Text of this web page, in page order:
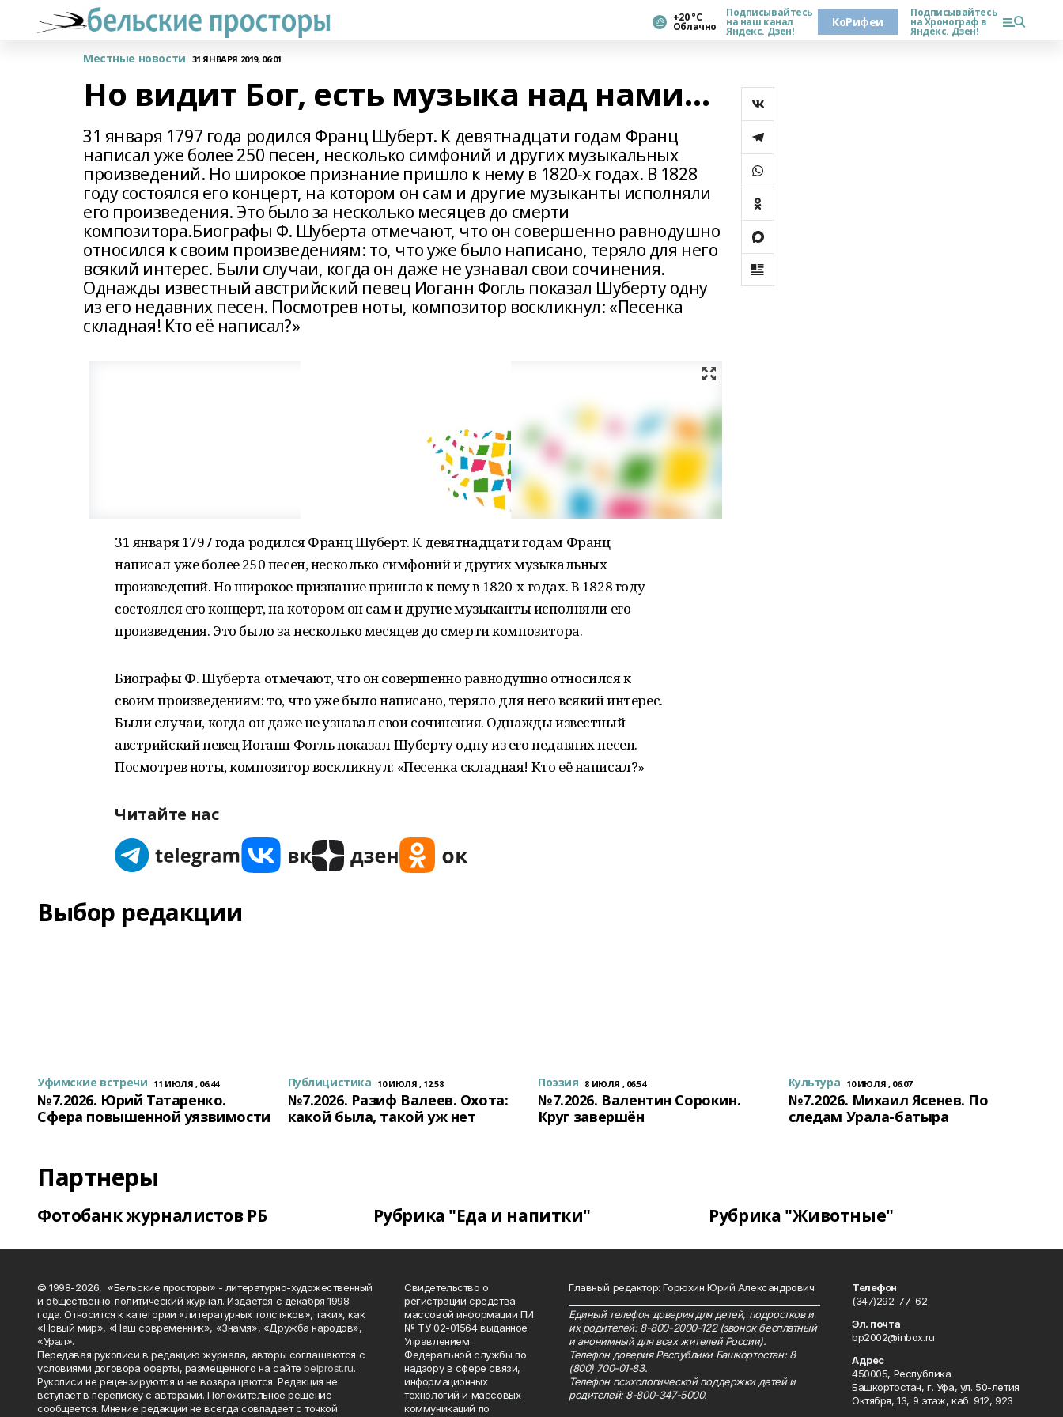
+20 °С
Облачно
Подписывайтесь
на наш канал
Яндекс. Дзен!
КоРифеи
Подписывайтесь
на Хронограф в
Яндекс. Дзен!
Местные новости 31 ЯНВАРЯ 2019, 06:01
Но видит Бог, есть музыка над нами…
31 января 1797 года родился Франц Шуберт. К девятнадцати годам Франц
написал уже более 250 песен, несколько симфоний и других музыкальных
произведений. Но широкое признание пришло к нему в 1820-х годах. В 1828
году состоялся его концерт, на котором он сам и другие музыканты исполняли
его произведения. Это было за несколько месяцев до смерти
композитора.Биографы Ф. Шуберта отмечают, что он совершенно равнодушно
относился к своим произведениям: то, что уже было написано, теряло для него
всякий интерес. Были случаи, когда он даже не узнавал свои сочинения.
Однажды известный австрийский певец Иоганн Фогль показал Шуберту одну
из его недавних песен. Посмотрев ноты, композитор воскликнул: «Песенка
складная! Кто её написал?»
31 января 1797 года родился Франц Шуберт. К девятнадцати годам Франц
написал уже более 250 песен, несколько симфоний и других музыкальных
произведений. Но широкое признание пришло к нему в 1820-х годах. В 1828 году
состоялся его концерт, на котором он сам и другие музыканты исполняли его
произведения. Это было за несколько месяцев до смерти композитора.
Биографы Ф. Шуберта отмечают, что он совершенно равнодушно относился к
своим произведениям: то, что уже было написано, теряло для него всякий интерес.
Были случаи, когда он даже не узнавал свои сочинения. Однажды известный
австрийский певец Иоганн Фогль показал Шуберту одну из его недавних песен.
Посмотрев ноты, композитор воскликнул: «Песенка складная! Кто её написал?»
Читайте нас
Выбор редакции
Уфимские встречи 11 ИЮЛЯ , 06:44
№7.2026. Юрий Татаренко.
Сфера повышенной уязвимости
Публицистика 10 ИЮЛЯ , 12:58
№7.2026. Разиф Валеев. Охота:
какой была, такой уж нет
Поэзия 8 ИЮЛЯ , 06:54
№7.2026. Валентин Сорокин.
Круг завершён
Культура 10 ИЮЛЯ , 06:07
№7.2026. Михаил Ясенев. По
следам Урала-батыра
Партнеры
Фотобанк журналистов РБ Рубрика "Еда и напитки" Рубрика "Животные"
© 1998-2026, «Бельские просторы» - литературно-художественный
и общественно-политический журнал. Издается с декабря 1998
года. Относится к категории «литературных толстяков», таких, как
«Новый мир», «Наш современник», «Знамя», «Дружба народов»,
«Урал».
Передавая рукописи в редакцию журнала, авторы соглашаются с
условиями договора оферты, размещенного на сайтеbelprost.ru.
Рукописи не рецензируются и не возвращаются. Редакция не
вступает в переписку с авторами. Положительное решение
сообщается. Мнение редакции не всегда совпадает с точкой
Свидетельство о
регистрации средства
массовой информации ПИ
№ ТУ 02-01564 выданное
Управлением
Федеральной службы по
надзору в сфере связи,
информационных
технологий и массовых
коммуникаций по
Главный редактор: Горюхин Юрий Александрович
Единый телефон доверия для детей, подростков и
их родителей: 8-800-2000-122 (звонок бесплатный
и анонимный для всех жителей России).
Телефон доверия Республики Башкортостан: 8
(800) 700-01-83.
Телефон психологической поддержки детей и
родителей: 8-800-347-5000.
Телефон
(347)292-77-62
Эл. почта
bp2002@inbox.ru
Адрес
450005, Республика
Башкортостан, г. Уфа, ул. 50-летия
Октября, 13, 9 этаж, каб. 912, 923